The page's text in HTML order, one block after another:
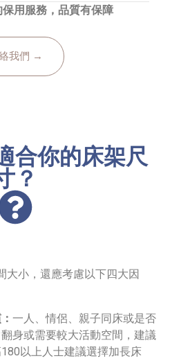
用服務，品質有保障
我們 →
合你的床架尺
？
大小，還應考慮以下四大因
一人、情侶、親子同床或是否
身或需要較大活動空間，建議
以上人士建議選擇加長床